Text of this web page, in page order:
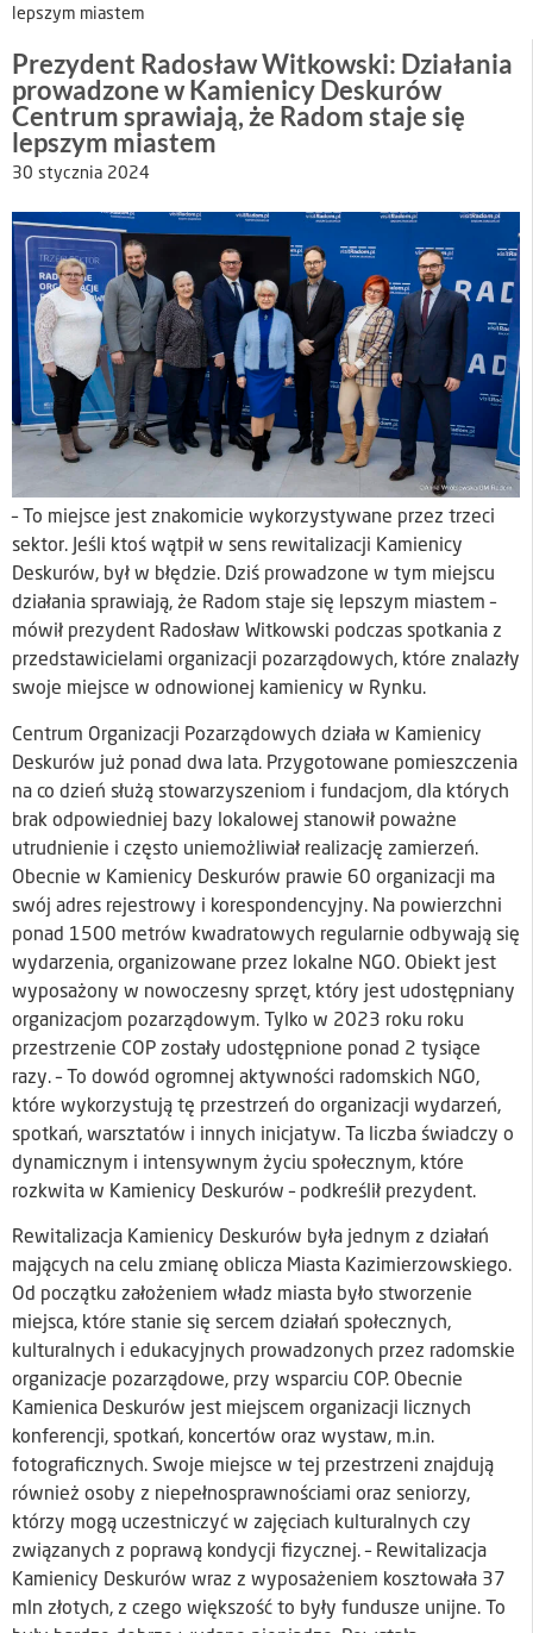
lepszym miastem
Prezydent Radosław Witkowski: Działania
prowadzone w Kamienicy Deskurów
Centrum sprawiają, że Radom staje się
lepszym miastem
30 stycznia 2024
– To miejsce jest znakomicie wykorzystywane przez trzeci
sektor. Jeśli ktoś wątpił w sens rewitalizacji Kamienicy
Deskurów, był w błędzie. Dziś prowadzone w tym miejscu
działania sprawiają, że Radom staje się lepszym miastem –
mówił prezydent Radosław Witkowski podczas spotkania z
przedstawicielami organizacji pozarządowych, które znalazły
swoje miejsce w odnowionej kamienicy w Rynku.
Centrum Organizacji Pozarządowych działa w Kamienicy
Deskurów już ponad dwa lata. Przygotowane pomieszczenia
na co dzień służą stowarzyszeniom i fundacjom, dla których
brak odpowiedniej bazy lokalowej stanowił poważne
utrudnienie i często uniemożliwiał realizację zamierzeń.
Obecnie w Kamienicy Deskurów prawie 60 organizacji ma
swój adres rejestrowy i korespondencyjny. Na powierzchni
ponad 1500 metrów kwadratowych regularnie odbywają się
wydarzenia, organizowane przez lokalne NGO. Obiekt jest
wyposażony w nowoczesny sprzęt, który jest udostępniany
organizacjom pozarządowym. Tylko w 2023 roku roku
przestrzenie COP zostały udostępnione ponad 2 tysiące
razy. – To dowód ogromnej aktywności radomskich NGO,
które wykorzystują tę przestrzeń do organizacji wydarzeń,
spotkań, warsztatów i innych inicjatyw. Ta liczba świadczy o
dynamicznym i intensywnym życiu społecznym, które
rozkwita w Kamienicy Deskurów – podkreślił prezydent.
Rewitalizacja Kamienicy Deskurów była jednym z działań
mających na celu zmianę oblicza Miasta Kazimierzowskiego.
Od początku założeniem władz miasta było stworzenie
miejsca, które stanie się sercem działań społecznych,
kulturalnych i edukacyjnych prowadzonych przez radomskie
organizacje pozarządowe, przy wsparciu COP. Obecnie
Kamienica Deskurów jest miejscem organizacji licznych
konferencji, spotkań, koncertów oraz wystaw, m.in.
fotograficznych. Swoje miejsce w tej przestrzeni znajdują
również osoby z niepełnosprawnościami oraz seniorzy,
którzy mogą uczestniczyć w zajęciach kulturalnych czy
związanych z poprawą kondycji fizycznej. – Rewitalizacja
Kamienicy Deskurów wraz z wyposażeniem kosztowała 37
mln złotych, z czego większość to były fundusze unijne. To